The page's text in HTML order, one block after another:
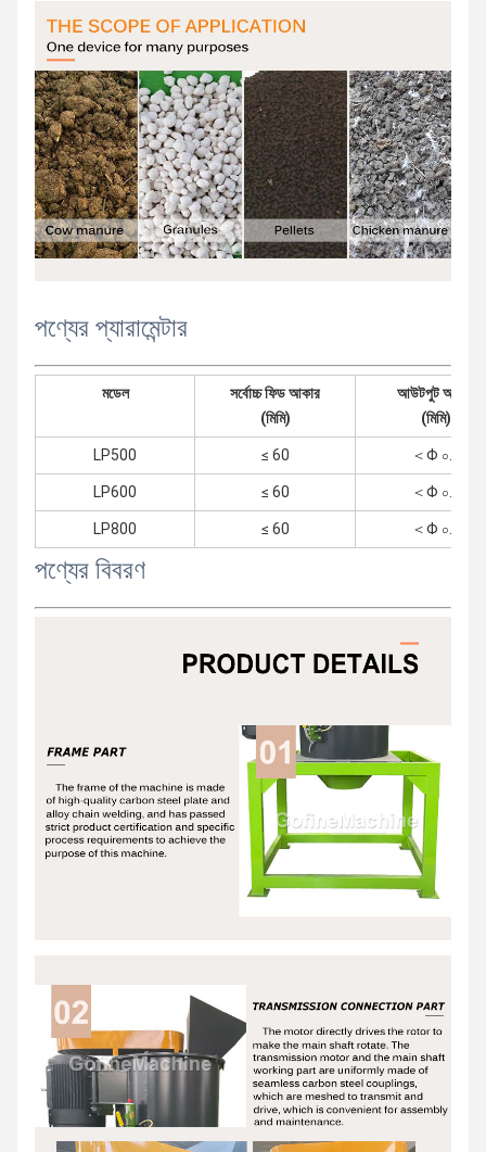
পণ্যের প্যারামেন্টার
মডেল
সর্বোচ্চ ফিড আকার
(মিমি)
আউটপুট আকার
(মিমি)
LP500 ≤ 60 ＜Φ ০.৭
LP600 ≤ 60 ＜Φ ০.৭
LP800 ≤ 60 ＜Φ ০.৭
পণ্যের বিবরণ